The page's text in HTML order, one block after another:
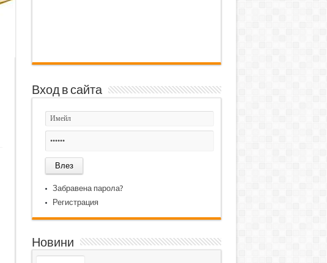
Вход в сайта
Забравена парола?
Регистрация
Новини